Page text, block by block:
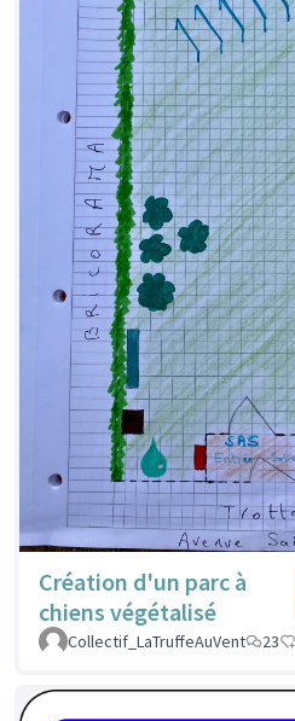
Création d'un parc à
chiens végétalisé
Collectif_LaTruffeAuVent
23